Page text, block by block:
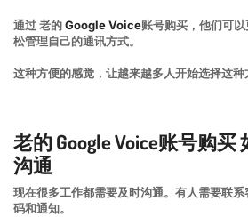
通过 老的Google Voice账号购买，他们可
松管理自己的通讯方式。
这种方便的感觉，让越来越多人开始选择这种
老的 Google Voice账号购
沟通
现在很多工作都需要及时沟通。有人需要联
码和通知。